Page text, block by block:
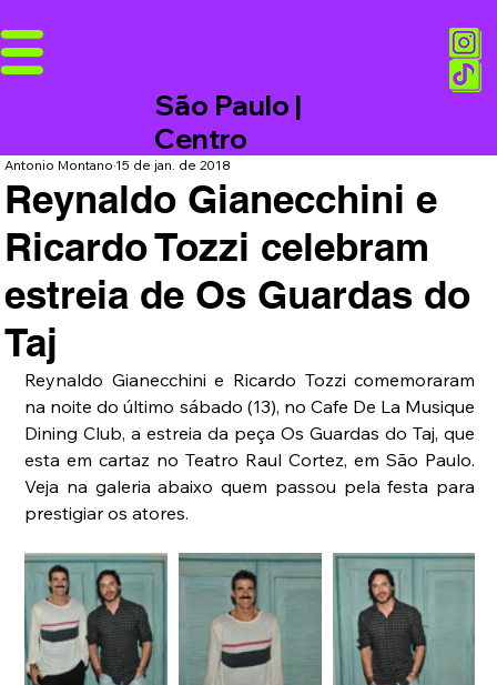
São Paulo |
Centro
Reynaldo Gianecchini e
Ricardo Tozzi celebram
estreia de Os Guardas do
Taj
Antonio Montano15 de jan. de 2018
Reynaldo Gianecchini e Ricardo Tozzi comemoraram
na noite do último sábado (13), no Cafe De La Musique
Dining Club, a estreia da peça Os Guardas do Taj, que
esta em cartaz no Teatro Raul Cortez, em São Paulo.
Veja na galeria abaixo quem passou pela festa para
prestigiar os atores.